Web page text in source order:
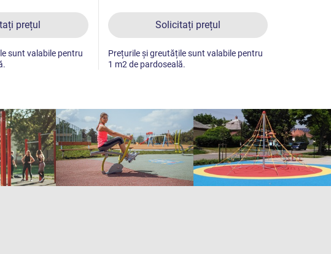
prețul
sunt valabile pentru
Solicitați prețul
Prețurile și greutățile sunt valabile pentru
1 m2 de pardoseală.